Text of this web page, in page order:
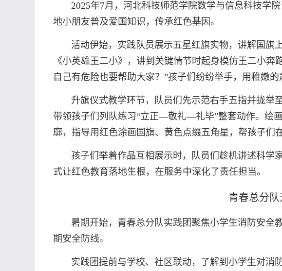
2025年7月，河北科技师范学院数学与信息科技学
地小朋友普及爱国知识，传承红色基因。
活动伊始，实践队员展示五星红旗实物，讲解国旗
《小英雄王二小》，讲到关键情节时起身模仿王二小
自己有危险也要帮助大家？”孩子们纷纷举手，用稚嫩的
升旗仪式教学环节，队员们先示范右手五指并拢举
带领孩子们列队练习“立正—敬礼—礼毕”整套动作。绘
廓，指导用红色涂画国旗、黄色点缀五角星，帮孩子们
孩子们举着作品互相展示时，队员们趁机讲述科学
式让红色教育落地生根，在服务中深化了责任担当。
青春总分
暑期开始，青春总分队实践团聚焦小学生消防安全
期安全防线。
实践团提前与学校、社区联动，了解到小学生对消